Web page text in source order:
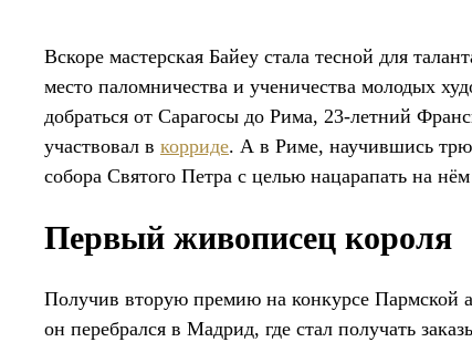
Вскоре мастерская Байеу стала тесной для
место паломничества и ученичества молодых
добраться от Сарагосы до Рима, 23-летний
участвовал в корриде. А в Риме, научившись
собора Святого Петра с целью нацарапать на
Первый живописец короля
Получив вторую премию на конкурсе Пармской
он перебрался в Мадрид, где стал получать